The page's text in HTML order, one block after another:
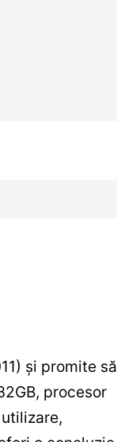
și promite să
procesor